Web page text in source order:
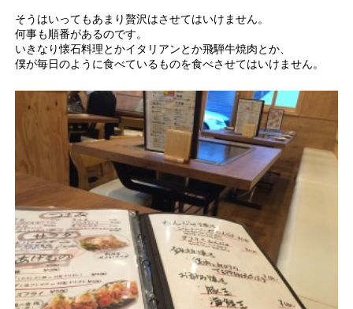
そうはいってもあまり贅沢はさせてはいけません。
何事も順番があるのです。
いきなり懐石料理とかイタリアンとか飛騨牛焼肉とか、
僕が毎日のように食べているものを食べさせてはいけません。